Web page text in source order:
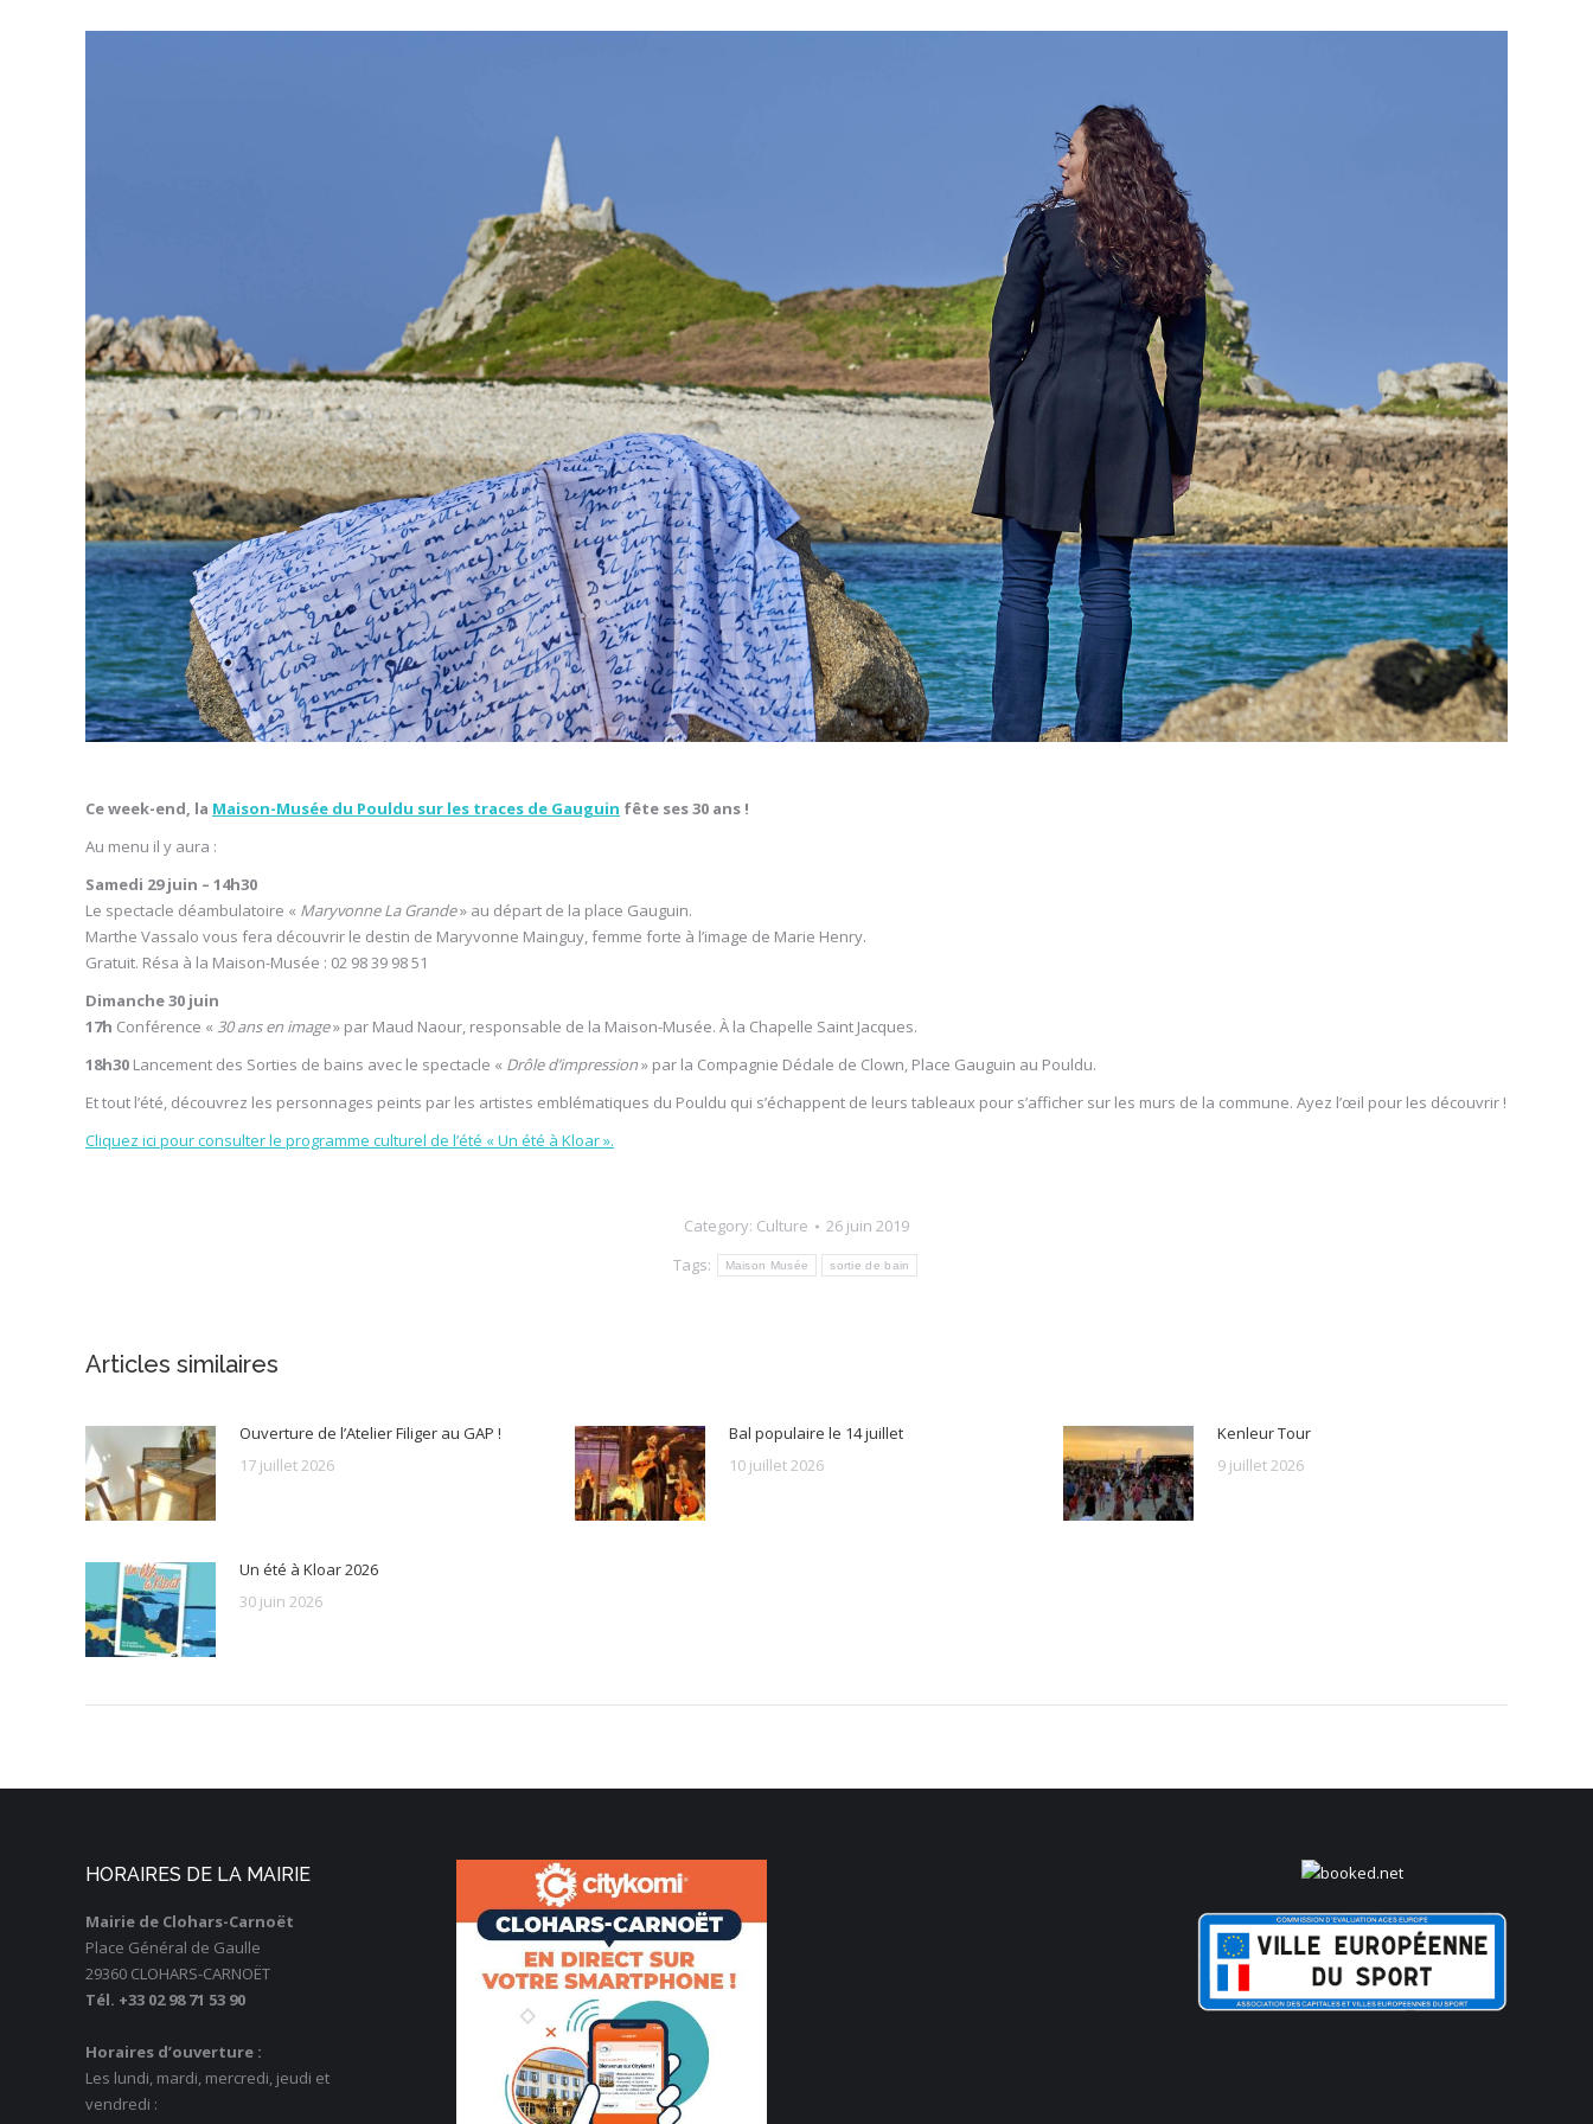
Ce week-end, la Maison-Musée du Pouldu sur les traces de Gauguin fête ses 30 ans !
Au menu il y aura :
Samedi 29 juin – 14h30
Le spectacle déambulatoire « Maryvonne La Grande» au départ de la place Gauguin.
Marthe Vassalo vous fera découvrir le destin de Maryvonne Mainguy, femme forte à l’image de Marie Henry.
Gratuit. Résa à la Maison-Musée : 02 98 39 98 51
Dimanche 30 juin
17h Conférence « 30 ans en image» par Maud Naour, responsable de la Maison-Musée. À la Chapelle Saint Jacques.
18h30 Lancement des Sorties de bains avec le spectacle « Drôle d’impression» par la Compagnie Dédale de Clown, Place Gauguin au Pouldu.
Et tout l’été, découvrez les personnages peints par les artistes emblématiques du Pouldu qui s’échappent de leurs tableaux pour s’afficher sur les murs de la commune. Ayez l’œil pour les découvrir !
Cliquez ici pour consulter le programme culturel de l’été « Un été à Kloar ».
Category: Culture
26 juin 2019
Tags:
Maison Musée sortie de bain
Articles similaires
Ouverture de l’Atelier Filiger au GAP !
17 juillet 2026
Bal populaire le 14 juillet
10 juillet 2026
Kenleur Tour
9 juillet 2026
Un été à Kloar 2026
30 juin 2026
HORAIRES DE LA MAIRIE
Mairie de Clohars-Carnoët
Place Général de Gaulle
29360 CLOHARS-CARNOËT
Tél. +33 02 98 71 53 90
Horaires d’ouverture :
Les lundi, mardi, mercredi, jeudi et
vendredi :